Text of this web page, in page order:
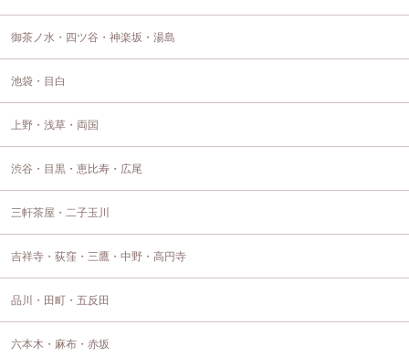
御茶ノ水・四ツ谷・神楽坂・湯島
池袋・目白
上野・浅草・両国
渋谷・目黒・恵比寿・広尾
三軒茶屋・二子玉川
吉祥寺・荻窪・三鷹・中野・高円寺
品川・田町・五反田
六本木・麻布・赤坂